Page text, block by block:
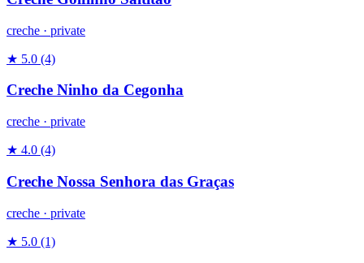
creche · private
★ 5.0 (4)
Creche Ninho da Cegonha
creche · private
★ 4.0 (4)
Creche Nossa Senhora das Graças
creche · private
★ 5.0 (1)